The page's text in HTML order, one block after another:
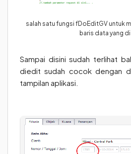
salah satu fungsi fDoEditGV untuk
baris data yang
Sampai disini sudah terlihat
diedit sudah cocok dengan
tampilan aplikasi.